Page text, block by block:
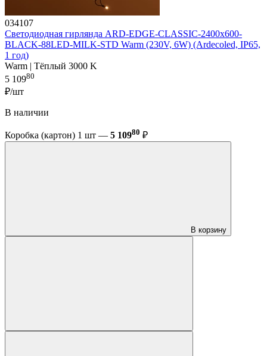
034107
Светодиодная гирлянда ARD-EDGE-CLASSIC-2400x600-
BLACK-88LED-MILK-STD Warm (230V, 6W) (Ardecoled, IP65,
1 год)
Warm | Тёплый 3000 K
5 10980
₽/шт
В наличии
Коробка (картон) 1 шт — 5 10980 ₽
В корзину